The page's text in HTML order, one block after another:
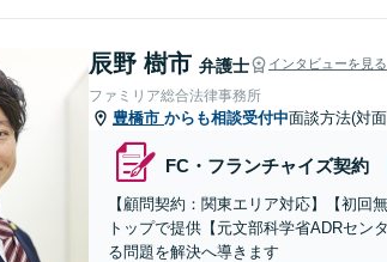
辰野 樹市 弁護士 インタビューを見る
ファミリア総合法律事務所
豊橋市 からも相談受付中面談方法(対
FC・フランチャイズ契約
【顧問契約：関東エリア対応】【初
トップで提供【元文部科学省ADRセン
る問題を解決へ導きます